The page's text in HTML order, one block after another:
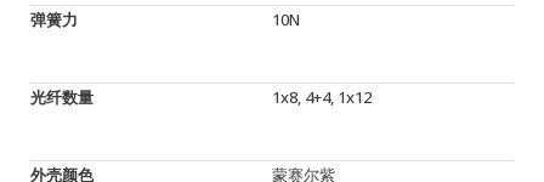
弹簧力 10N
光纤数量 1x8, 4+4, 1x12
外壳颜色 蒙赛尔紫